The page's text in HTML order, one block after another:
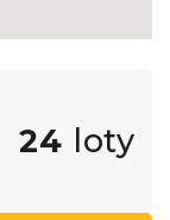
24 loty